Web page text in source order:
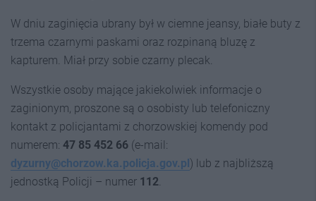
W dniu zaginięcia ubrany był w ciemne jeansy, białe buty z
trzema czarnymi paskami oraz rozpinaną bluzę z
kapturem. Miał przy sobie czarny plecak.
Wszystkie osoby mające jakiekolwiek informacje o
zaginionym, proszone są o osobisty lub telefoniczny
kontakt z policjantami z chorzowskiej komendy pod
numerem: 47 85 452 66 (e-mail:
dyzurny@chorzow.ka.policja.gov.pl) lub z najbliższą
jednostką Policji – numer 112